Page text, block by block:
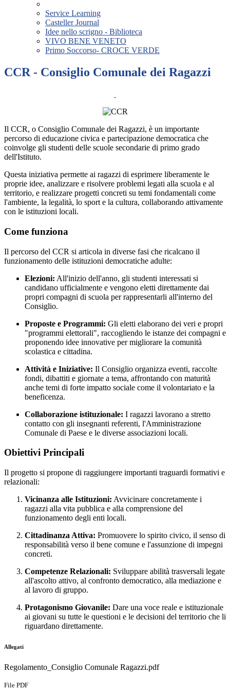
Service Learning
Casteller Journal
Idee nello scrigno - Biblioteca
VIVO BENE VENETO
Primo Soccorso- CROCE VERDE
CCR - Consiglio Comunale dei Ragazzi
Il CCR, o Consiglio Comunale dei Ragazzi, è un importante
percorso di educazione civica e partecipazione democratica che
coinvolge gli studenti delle scuole secondarie di primo grado
dell'Istituto.
Questa iniziativa permette ai ragazzi di esprimere liberamente le
proprie idee, analizzare e risolvere problemi legati alla scuola e al
territorio, e realizzare progetti concreti su temi fondamentali come
l'ambiente, la legalità, lo sport e la cultura, collaborando attivamente
con le istituzioni locali.
Come funziona
Il percorso del CCR si articola in diverse fasi che ricalcano il
funzionamento delle istituzioni democratiche adulte:
Elezioni: All'inizio dell'anno, gli studenti interessati si
candidano ufficialmente e vengono eletti direttamente dai
propri compagni di scuola per rappresentarli all'interno del
Consiglio.
Proposte e Programmi: Gli eletti elaborano dei veri e propri
"programmi elettorali", raccogliendo le istanze dei compagni e
proponendo idee innovative per migliorare la comunità
scolastica e cittadina.
Attività e Iniziative: Il Consiglio organizza eventi, raccolte
fondi, dibattiti e giornate a tema, affrontando con maturità
anche temi di forte impatto sociale come il volontariato e la
beneficenza.
Collaborazione istituzionale: I ragazzi lavorano a stretto
contatto con gli insegnanti referenti, l'Amministrazione
Comunale di Paese e le diverse associazioni locali.
Obiettivi Principali
Il progetto si propone di raggiungere importanti traguardi formativi e
relazionali:
Vicinanza alle Istituzioni: Avvicinare concretamente i
ragazzi alla vita pubblica e alla comprensione del
funzionamento degli enti locali.
Cittadinanza Attiva: Promuovere lo spirito civico, il senso di
responsabilità verso il bene comune e l'assunzione di impegni
concreti.
Competenze Relazionali: Sviluppare abilità trasversali legate
all'ascolto attivo, al confronto democratico, alla mediazione e
al lavoro di gruppo.
Protagonismo Giovanile: Dare una voce reale e istituzionale
ai giovani su tutte le questioni e le decisioni del territorio che li
riguardano direttamente.
Allegati
Regolamento_Consiglio Comunale Ragazzi.pdf
File PDF